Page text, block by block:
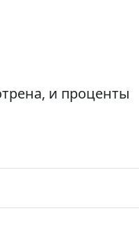
и проценты